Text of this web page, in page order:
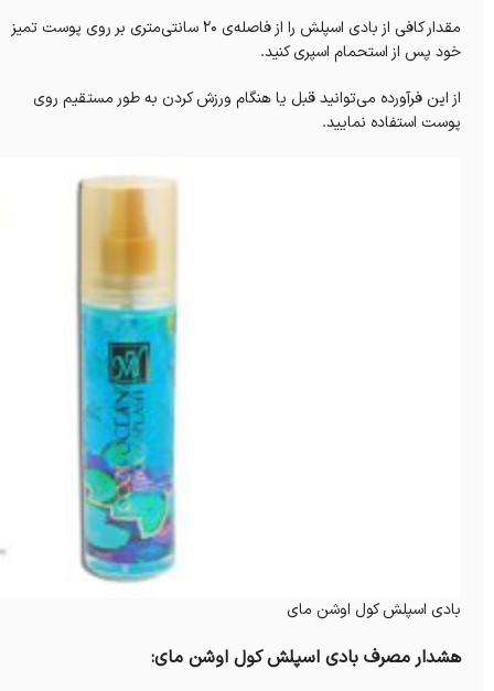
مقدار کافی از بادی اسپلش را از فاصله‌ی ۲۰ سانتی‌متری بر روی پوست تمیز
خود پس از استحمام اسپری کنید.
از این فرآورده می‌توانید قبل یا هنگام ورزش کردن به طور مستقیم روی
پوست استفاده نمایید.
بادی اسپلش‌ کول اوشن مای
هشدار مصرف بادی اسپلش‌ کول اوشن مای: